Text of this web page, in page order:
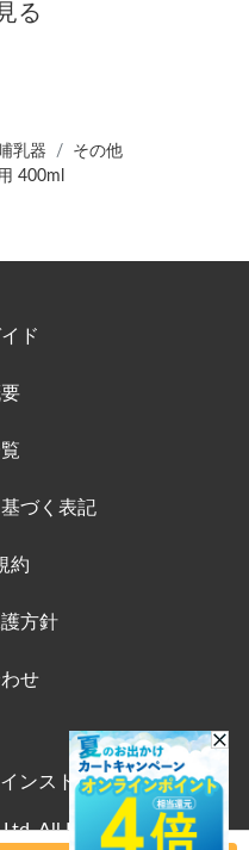
る
乳器
その他
400ml
ド
づく表記
約
方針
せ
ンストア
All Rights Reserved.